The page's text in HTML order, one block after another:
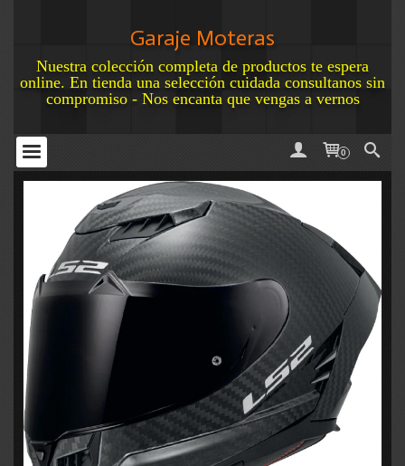
Garaje Moteras
Nuestra colección completa de productos te espera
online. En tienda una selección cuidada consultanos sin
compromiso - Nos encanta que vengas a vernos
0